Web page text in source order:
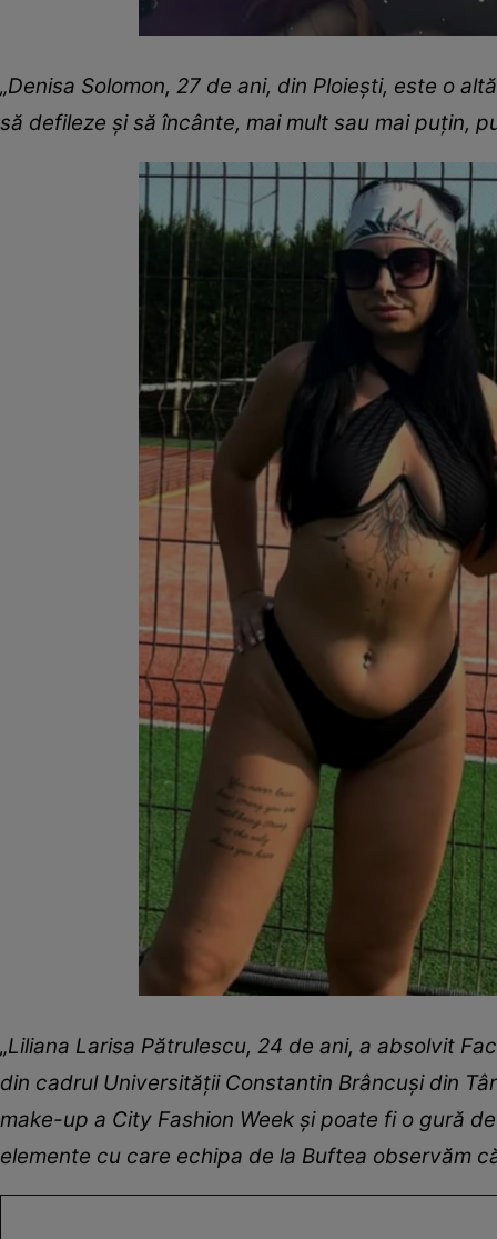
„Denisa Solomon, 27 de ani, din Ploiești, este o
să defileze și să încânte, mai mult sau mai puțin,
„Liliana Larisa Pătrulescu, 24 de ani, a absolvit
din cadrul Universității Constantin Brâncuși din
make-up a City Fashion Week și poate fi o gură
elemente cu care echipa de la Buftea observăm